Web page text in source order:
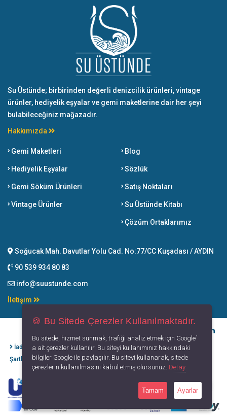
Su Üstünde; birbirinden değerli denizcilik ürünleri, vintage
ürünler, hediyelik eşyalar ve gemi maketlerine dair her şeyi
bulabileceğiniz mağazadır.
Hakkımızda
Gemi Maketleri
Hediyelik Eşyalar
Gemi Söküm Ürünleri
Vintage Ürünler
Blog
Sözlük
Satış Noktaları
Su Üstünde Kitabı
Çözüm Ortaklarımız
Soğucak Mah. Davutlar Yolu Cad. No:77/CC Kuşadası / AYDIN
90 539 934 80 83
info@suustunde.com
İletişim
İade İptal
Şartları
Kişisel Verilerin
Korunması
Gizlilik
Politikası
Kullanım
Koşulları
🍪 Bu Sitede Çerezler Kullanılmaktadır.
Bu sitede, hizmet sunmak, trafiği analiz etmek için Google´
a ait çerezler kullanılır. Bu siteyi kullanımınız hakkındaki
bilgiler Google ile paylaşılır. Bu siteyi kullanarak, sitede
çerezlerin kullanılmasını kabul etmiş olursunuz. Detay
Tamam Ayarlar